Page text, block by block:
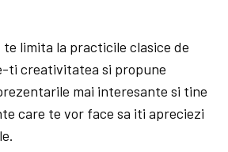
te limita la practicile clasice de
ti creativitatea si propune
mai interesante si tine
care te vor face sa iti apreciezi